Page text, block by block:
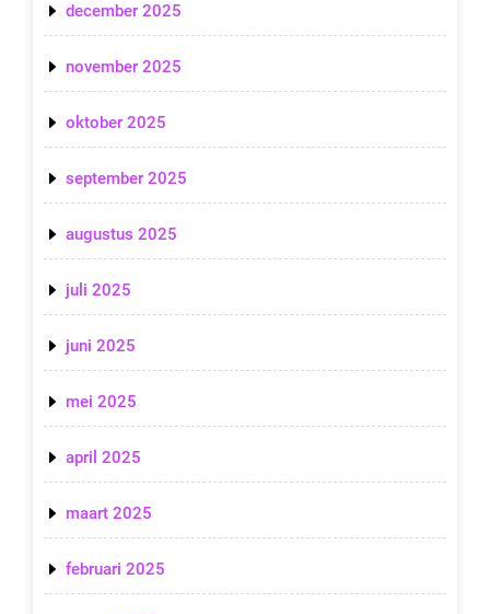
december 2025
november 2025
oktober 2025
september 2025
augustus 2025
juli 2025
juni 2025
mei 2025
april 2025
maart 2025
februari 2025